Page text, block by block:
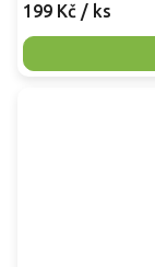
199 Kč / ks